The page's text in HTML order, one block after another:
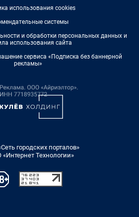
использования cookies
системы
и обработки персональных данных и
использования сайта
сервиса «Подписка без баннерной
рекламы»
городских порталов»
Технологии»